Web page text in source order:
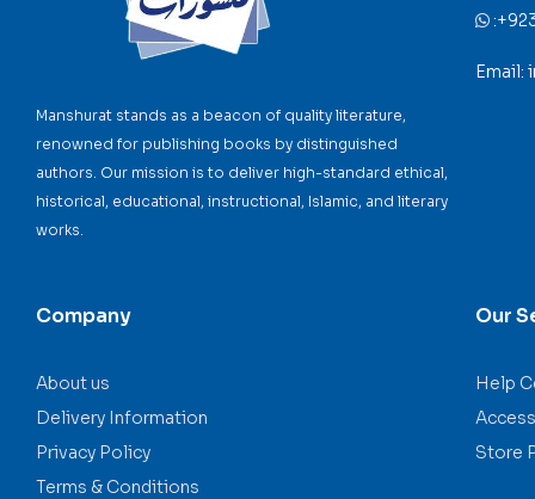
Manshurat stands as a beacon of quality literature,
renowned for publishing books by distinguished
authors. Our mission is to deliver high-standard ethical,
historical, educational, instructional, Islamic, and literary
works.
Company
About us
Delivery Information
Privacy Policy
Terms & Conditions
Our
Help
Store
:
Email: